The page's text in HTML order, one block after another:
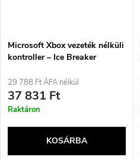
Microsoft Xbox vezeték nélküli
kontroller – Ice Breaker
Bluetooth Gamepad
analóg/digitális Android, PC,
Xbox One, Xbox Series S, Xbox
29 788 Ft ÁFA nélkül
37 831 Ft
Raktáron
KOSÁRBA